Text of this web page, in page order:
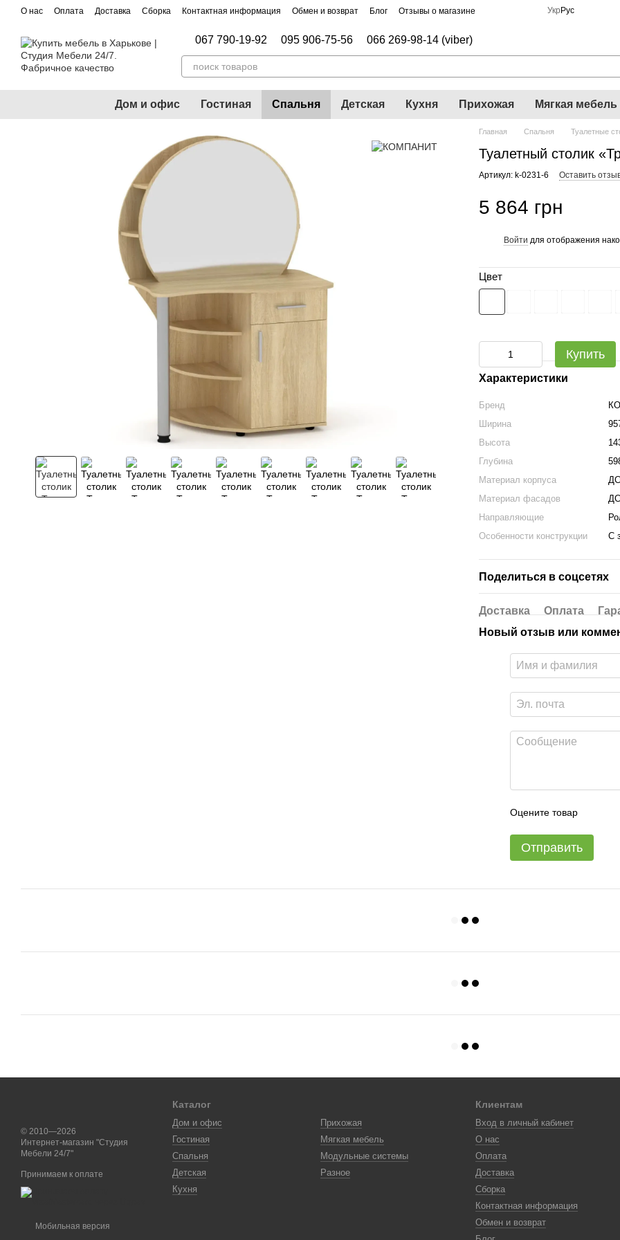
Перейти к основному контенту
О нас Оплата Доставка Сборка Контактная информация Обмен и возврат Блог Отзывы о магазине Укр Рус
067 790-19-92 095 906-75-56 066 269-98-14 (viber)
Дом и офис Гостиная Спальня Детская Кухня Прихожая Мягкая мебель
Главная Спальня Туалетные
Туалетный столик
Артикул: k-0231-6 Оставить
5 864 грн
Войти для отображения
Цвет
Купить
Характеристики
Бренд
Ширина
Высота
Глубина
Материал корпуса
Материал фасадов
Направляющие
Особенности конструкции
С
Поделиться в соцсетях
Доставка Оплата
Новый отзыв или
Оцените товар
Отправить
© 2010—2026
Интернет-магазин "Студия
Мебели 24/7"
Принимаем к оплате
Мобильная версия
Каталог
Дом и офис
Гостиная
Спальня
Детская
Кухня
Прихожая
Мягкая мебель
Модульные системы
Разное
Клиентам
Вход в личный кабинет
О нас
Оплата
Доставка
Сборка
Контактная информация
Обмен и возврат